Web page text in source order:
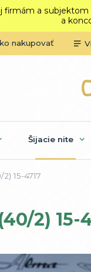
firmám a
a
nakupovať
Šijacie nite
15-4717
2) 15-